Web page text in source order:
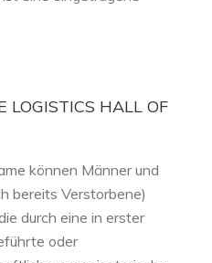
HALL OF
können Männer und
bereits Verstorbene)
durch eine in erster
oder